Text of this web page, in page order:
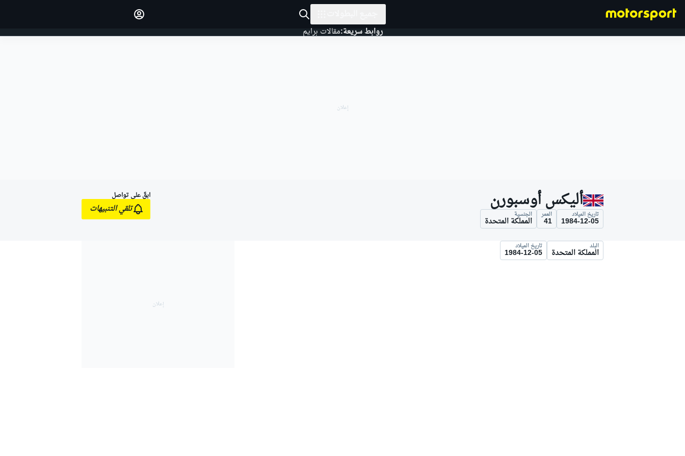
تسجيل الدخول
روابط سريعة:مقالات برايم
أليكس أوسبورن
تاريخ الميلاد
1984-12-05
العمر
41
الجنسية
المملكة المتحدة
ابقَ على تواصل
تلقي التنبيهات
البلد
المملكة المتحدة
تاريخ الميلاد
1984-12-05